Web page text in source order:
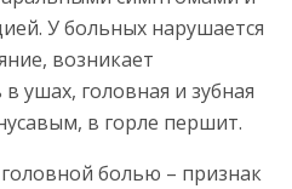
У больных нарушается
возникает
в ушах, головная и зубная
в горле першит.
болью – признак